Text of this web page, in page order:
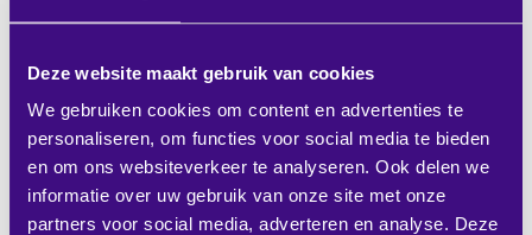
Deze website maakt gebruik van cookies
We gebruiken cookies om content en advertenties te
personaliseren, om functies voor social media te bieden
en om ons websiteverkeer te analyseren. Ook delen we
informatie over uw gebruik van onze site met onze
partners voor social media, adverteren en analyse. Deze
matzwarte afwerking.
- Het frame (8 cm breed en 3 cm diep) heeft een schuin
aflopende binnenzijde, wat schaduwvorming in het
beeld vermindert
- Het frame en projectiedoek kunnen volgens uw
wensen op maat gemaakt worden.